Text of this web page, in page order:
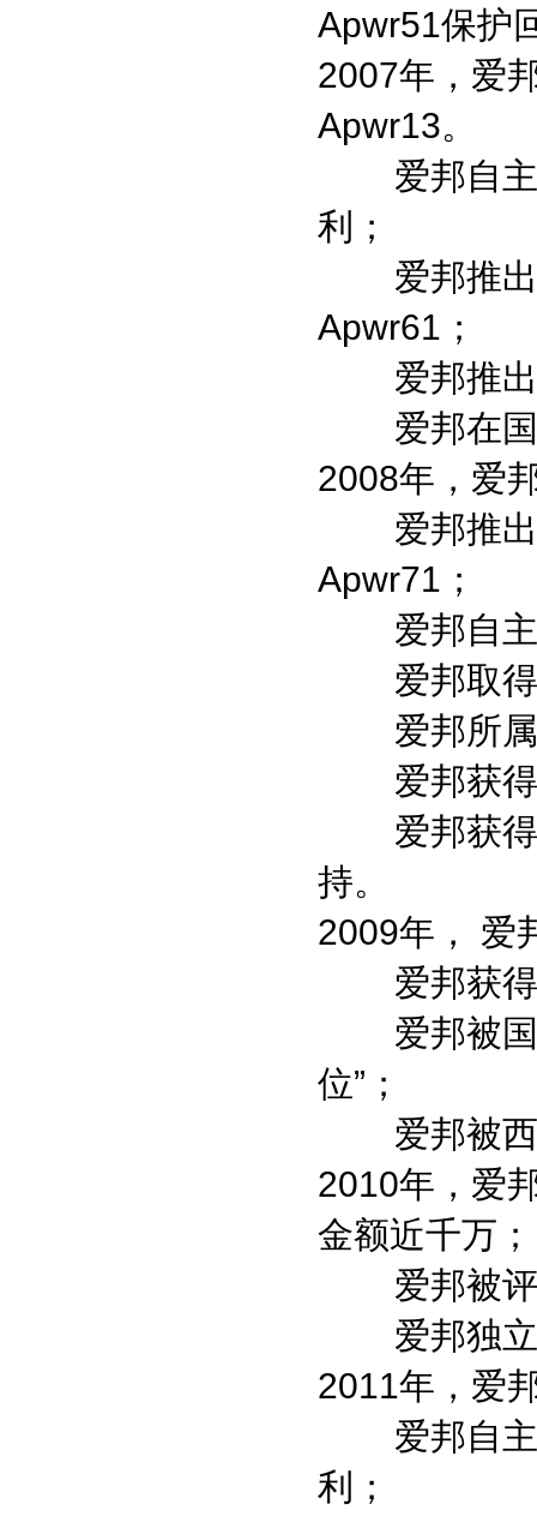
Apwr51保护
2007年，爱
Apwr13。
爱邦自主
利；
爱邦推出
Apwr61；
爱邦推出
爱邦在国
2008年，爱
爱邦推出
Apwr71；
爱邦自主
爱邦取得
爱邦所属
爱邦获得
爱邦获得
持。
2009年， 爱
爱邦获得
爱邦被国
位”；
爱邦被西
2010年，爱
金额近千万；
爱邦被评
爱邦独立
2011年，爱
爱邦自主
利；